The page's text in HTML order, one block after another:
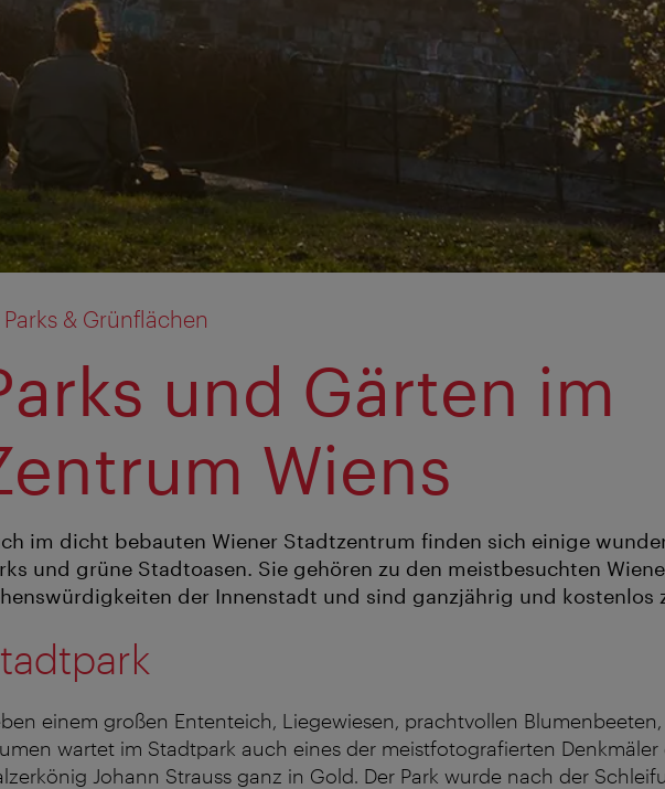
Parks & Grünflächen
und Gärten im
Wiens
im dicht bebauten Wiener Stadtzentrum finden sich einige
und grüne Stadtoasen. Sie gehören zu den meistbesuchten
der Innenstadt und sind ganzjährig und kostenlos
einem großen Ententeich, Liegewiesen, prachtvollen
wartet im Stadtpark auch eines der meistfotografierten Denkmäler
Johann Strauss ganz in Gold. Der Park wurde nach der